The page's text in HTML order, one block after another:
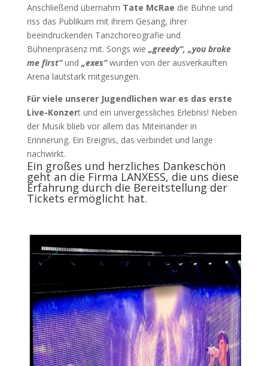
Anschließend übernahm Tate McRae die Bühne und
riss das Publikum mit ihrem Gesang, ihrer
beeindruckenden Tanzchoreografie und
Bühnenpräsenz mit. Songs wie „greedy“, „you broke
me first“und „exes“wurden von der ausverkauften
Arena lautstark mitgesungen.
Für viele unserer Jugendlichen war es das erste
Live-Konzert und ein unvergessliches Erlebnis! Neben
der Musik blieb vor allem das Miteinander in
Erinnerung. Ein Ereignis, das verbindet und lange
nachwirkt.
Ein großes und herzliches Dankeschön
geht an die Firma LANXESS, die uns diese
Erfahrung durch die Bereitstellung der
Tickets ermöglicht hat.